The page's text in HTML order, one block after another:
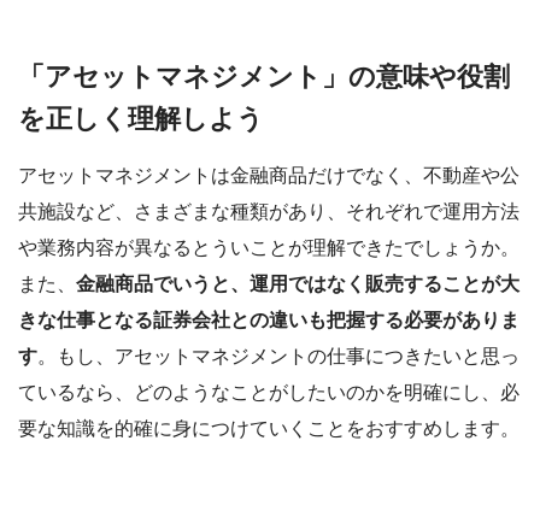
「アセットマネジメント」の意味や役割
を正しく理解しよう
アセットマネジメントは金融商品だけでなく、不動産や公
共施設など、さまざまな種類があり、それぞれで運用方法
や業務内容が異なるとういことが理解できたでしょうか。
また、 金融商品でいうと、運用ではなく販売することが大
きな仕事となる証券会社との違いも把握する必要がありま
す。もし、アセットマネジメントの仕事につきたいと思っ
ているなら、どのようなことがしたいのかを明確にし、必
要な知識を的確に身につけていくことをおすすめします。